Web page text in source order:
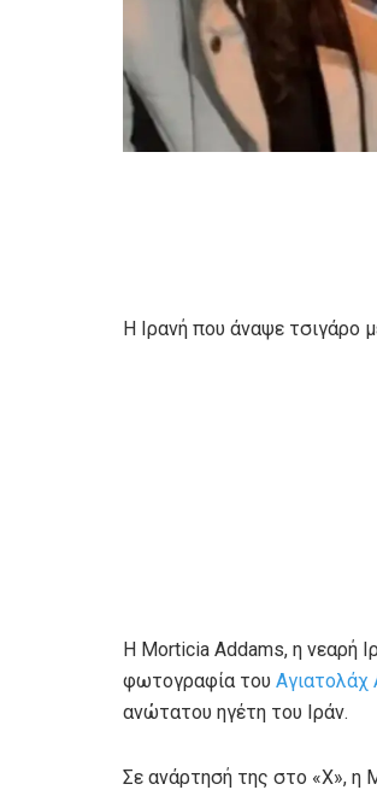
Η Ιρανή που άναψε τσιγάρο
Η Morticia Addams, η νεαρή
φωτογραφία του Αγιατολάχ
ανώτατου ηγέτη του Ιράν.
Σε ανάρτησή της στο «X», η